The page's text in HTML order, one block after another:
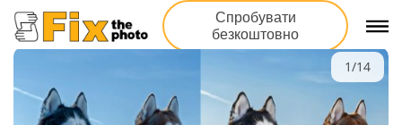
Спробувати
безкоштовно
1/14